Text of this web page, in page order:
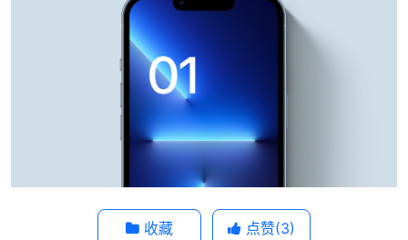
收藏 点赞(3)